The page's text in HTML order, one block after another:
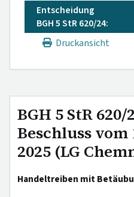
Entscheidung
BGH 5 StR 620/24:
Druckansicht
BGH 5 StR 620/
Beschluss vom
2025 (LG
Handeltreiben mit